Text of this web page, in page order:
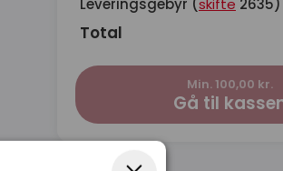
Leveringsgebyr (skifte 2635)
Total
Min. 100,00 kr.
Gå til